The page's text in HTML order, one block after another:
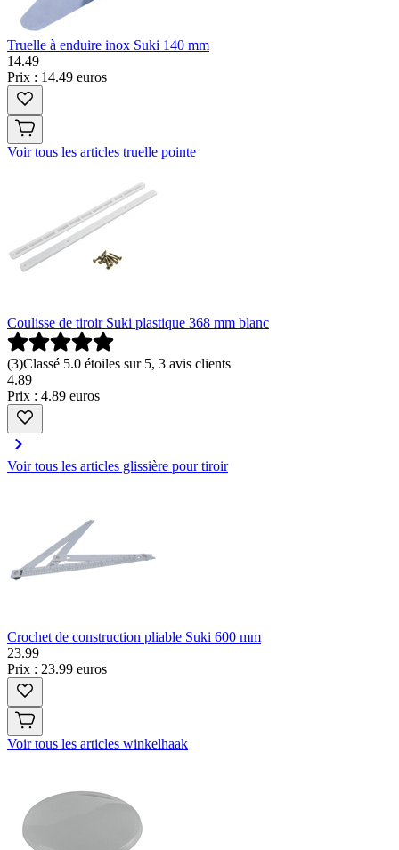
Truelle à enduire inox Suki 140 mm
14.49
Prix : 14.49 euros
Voir tous les articles truelle pointe
Coulisse de tiroir Suki plastique 368 mm blanc
(3)Classé 5.0 étoiles sur 5, 3 avis clients
4.89
Prix : 4.89 euros
Voir tous les articles glissière pour tiroir
Crochet de construction pliable Suki 600 mm
23.99
Prix : 23.99 euros
Voir tous les articles winkelhaak